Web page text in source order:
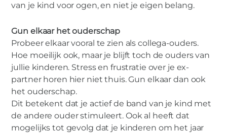
van je kind voor ogen, en niet je eigen belang.
Gun elkaar het ouderschap
Probeer elkaar vooral te zien als collega-ouders.
Hoe moeilijk ook, maar je blijft toch de ouders van
jullie kinderen. Stress en frustratie over je ex-
partner horen hier niet thuis. Gun elkaar dan ook
het ouderschap.
Dit betekent dat je actief de band van je kind met
de andere ouder stimuleert. Ook al heeft dat
mogelijks tot gevolg dat je kinderen om het jaar